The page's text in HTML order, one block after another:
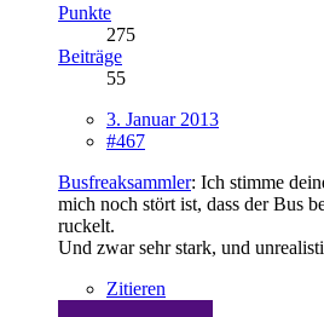
Punkte
275
Beiträge
55
3. Januar 2013
#467
Busfreaksammler: Ich stimme
mich noch stört ist, dass der Bus
ruckelt.
Und zwar sehr stark, und
Zitieren